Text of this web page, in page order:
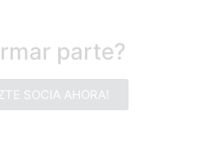
parte?
SOCIA AHORA!